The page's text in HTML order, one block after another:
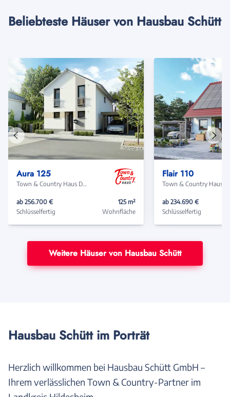
Beliebteste Häuser von Hausbau Schütt
Aura 125
Town & Country Haus Deutschland
ab 256.700 €
Schlüsselfertig
125 m²
Wohnfläche
Flair 110
ab 234.690 €
Schlüsselfertig
Vorheriges
Haus
Haus
Weitere Häuser von Hausbau Schütt
Hausbau Schütt im Porträt
Herzlich willkommen bei Hausbau Schütt GmbH –
Ihrem verlässlichen Town & Country-Partner im